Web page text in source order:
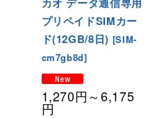
プリペイドSIMカー
ド(12GB/8日) [SIM-
cm7gb8d]
1,270円～6,175
円